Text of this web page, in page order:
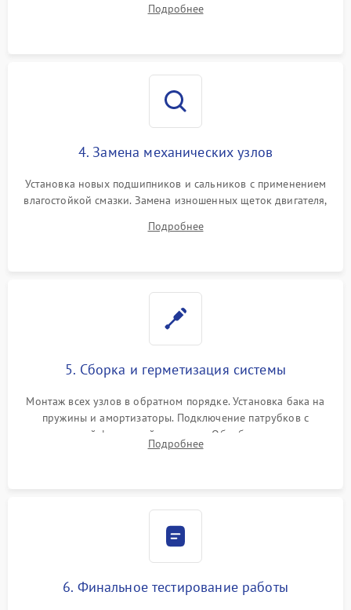
Восстановление целостности проводки и контактов.
Подробнее
4. Замена механических узлов
Установка новых подшипников и сальников с применением
влагостойкой смазки. Замена изношенных щеток двигателя,
или поврежденной резиновой манжеты.
Подробнее
5. Сборка и герметизация системы
Монтаж всех узлов в обратном порядке. Установка бака на
пружины и амортизаторы. Подключение патрубков с
надежной фиксацией хомутами. Обработка стыков
герметиком для предотвращения возможных протечек воды.
Подробнее
6. Финальное тестирование работы